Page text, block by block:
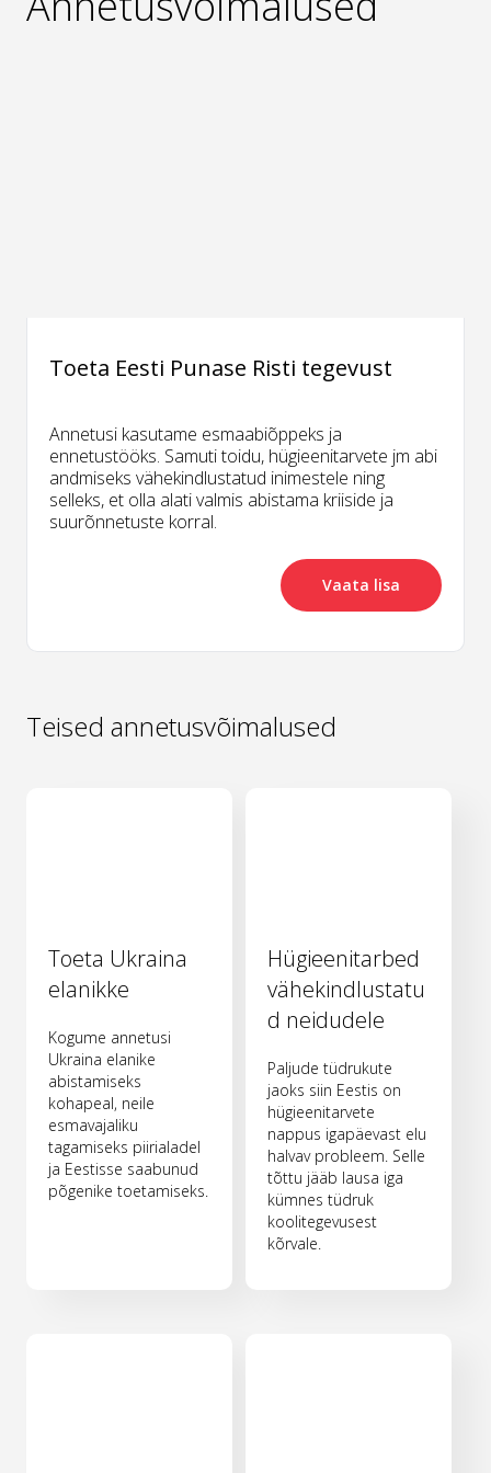
Toeta Eesti Punase Risti tegevust
Annetusi kasutame esmaabiõppeks ja
ennetustööks. Samuti toidu, hügieenitarvete jm abi
andmiseks vähekindlustatud inimestele ning
selleks, et olla alati valmis abistama kriiside ja
suurõnnetuste korral.
Vaata lisa
Teised annetusvõimalused
Toeta Ukraina
elanikke
Kogume annetusi
Ukraina elanike
abistamiseks
kohapeal, neile
esmavajaliku
tagamiseks piirialadel
ja Eestisse saabunud
põgenike toetamiseks.
Hügieenitarbed
vähekindlustatu
d neidudele
Paljude tüdrukute
jaoks siin Eestis on
hügieenitarvete
nappus igapäevast elu
halvav probleem. Selle
tõttu jääb lausa iga
kümnes tüdruk
koolitegevusest
kõrvale.